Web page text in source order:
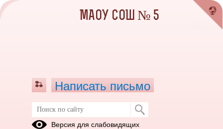
МАОУ СОШ № 5
Написать письмо
Версия для слабовидящих